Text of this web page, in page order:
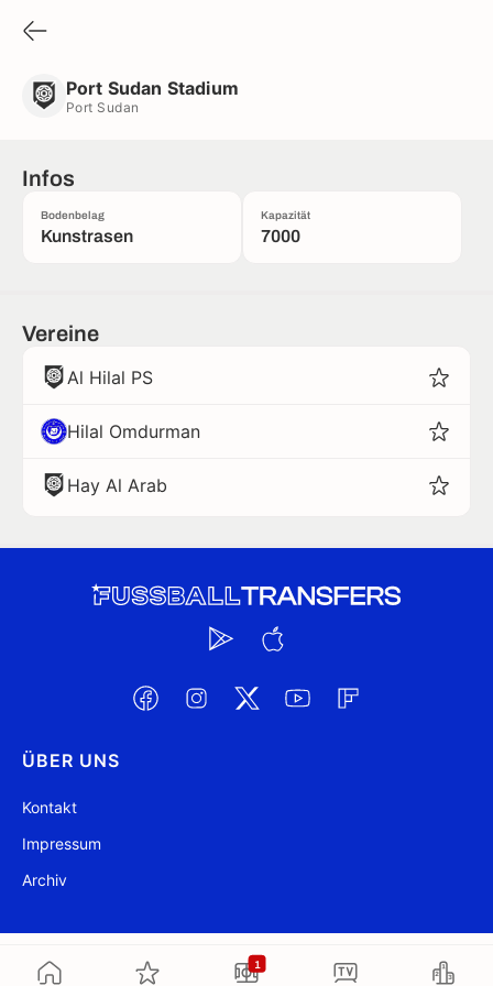
1
Port Sudan Stadium
Port Sudan
Infos
Bodenbelag
Kunstrasen
Kapazität
7000
Vereine
Al Hilal PS
Hilal Omdurman
Hay Al Arab
ÜBER UNS
Kontakt
Impressum
Archiv
@ FussballTransfers.com 2009-2026